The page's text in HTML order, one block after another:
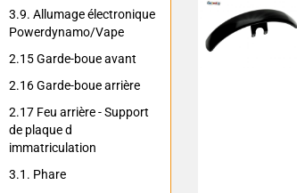
3.9. Allumage électronique
Powerdynamo/Vape
2.15 Garde-boue avant
2.16 Garde-boue arrière
2.17 Feu arrière - Support
de plaque d
immatriculation
3.1. Phare